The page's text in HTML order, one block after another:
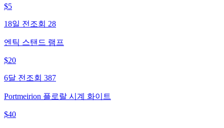
$5
18일 전 조회 28
엔틱 스탠드 램프
$20
6달 전 조회 387
Portmeirion 플로랄 시계 화이트
$40